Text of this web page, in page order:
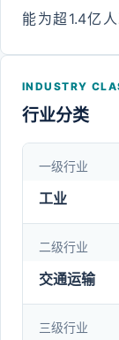
能为超1.4亿
拥有京沪“两市
盖。并在全球
年来开通多条
行服务，致力
年获评全球品
中国品牌”前
强及
INDUSTRY
行业分类
一级行业
工业
二级行业
交通运输
三级行业